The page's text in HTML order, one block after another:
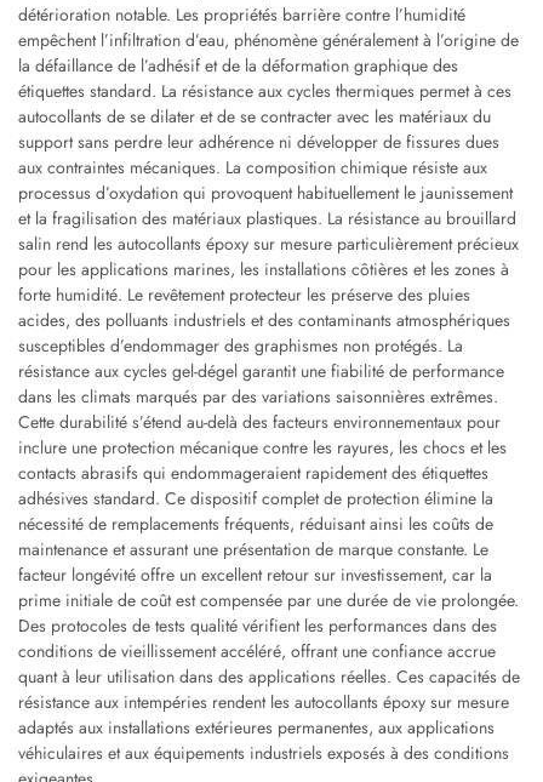
détérioration notable. Les propriétés barrière contre l’humidité
empêchent l’infiltration d’eau, phénomène généralement à l’origine de
la défaillance de l’adhésif et de la déformation graphique des
étiquettes standard. La résistance aux cycles thermiques permet à ces
autocollants de se dilater et de se contracter avec les matériaux du
support sans perdre leur adhérence ni développer de fissures dues
aux contraintes mécaniques. La composition chimique résiste aux
processus d’oxydation qui provoquent habituellement le jaunissement
et la fragilisation des matériaux plastiques. La résistance au brouillard
salin rend les autocollants époxy sur mesure particulièrement précieux
pour les applications marines, les installations côtières et les zones à
forte humidité. Le revêtement protecteur les préserve des pluies
acides, des polluants industriels et des contaminants atmosphériques
susceptibles d’endommager des graphismes non protégés. La
résistance aux cycles gel-dégel garantit une fiabilité de performance
dans les climats marqués par des variations saisonnières extrêmes.
Cette durabilité s’étend au-delà des facteurs environnementaux pour
inclure une protection mécanique contre les rayures, les chocs et les
contacts abrasifs qui endommageraient rapidement des étiquettes
adhésives standard. Ce dispositif complet de protection élimine la
nécessité de remplacements fréquents, réduisant ainsi les coûts de
maintenance et assurant une présentation de marque constante. Le
facteur longévité offre un excellent retour sur investissement, car la
prime initiale de coût est compensée par une durée de vie prolongée.
Des protocoles de tests qualité vérifient les performances dans des
conditions de vieillissement accéléré, offrant une confiance accrue
quant à leur utilisation dans des applications réelles. Ces capacités de
résistance aux intempéries rendent les autocollants époxy sur mesure
adaptés aux installations extérieures permanentes, aux applications
véhiculaires et aux équipements industriels exposés à des conditions